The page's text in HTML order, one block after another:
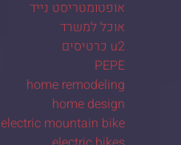
אופטומטריסט נייד
אוכל למשרד
u2 כרטיסים
PEPE
home remodeling
home design
electric mountain bike